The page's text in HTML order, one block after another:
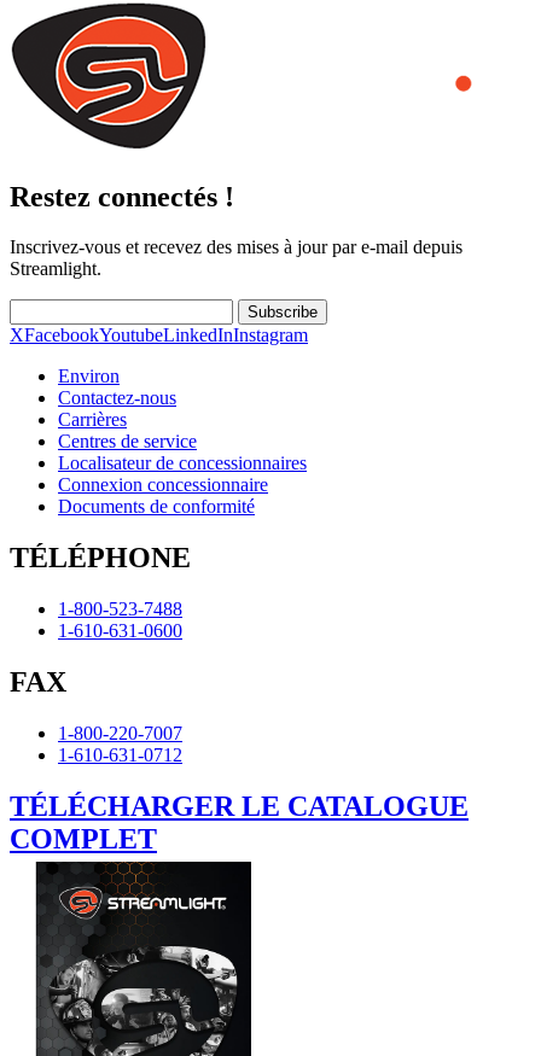
Restez connectés !
Inscrivez-vous et recevez des mises à jour par e-mail depuis
Streamlight.
Subscribe
XFacebookYoutubeLinkedInInstagram
Environ
Contactez-nous
Carrières
Centres de service
Localisateur de concessionnaires
Connexion concessionnaire
Documents de conformité
TÉLÉPHONE
1-800-523-7488
1-610-631-0600
FAX
1-800-220-7007
1-610-631-0712
TÉLÉCHARGER LE CATALOGUE
COMPLET